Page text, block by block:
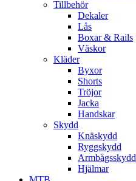
Tillbehör
Dekaler
Lås
Boxar & Rails
Väskor
Kläder
Byxor
Shorts
Tröjor
Jacka
Handskar
Skydd
Knäskydd
Ryggskydd
Armbågsskydd
Hjälmar